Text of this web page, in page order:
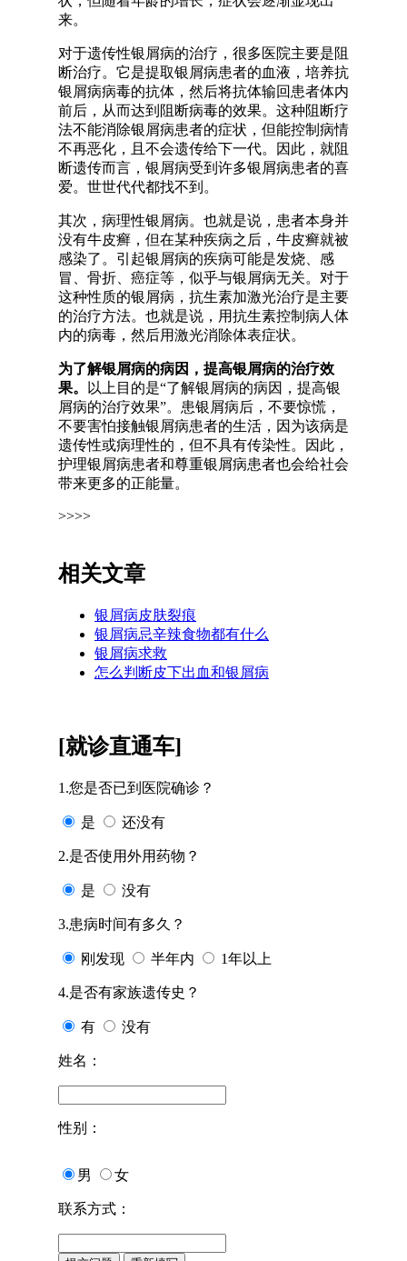
来。
对于遗传性银屑病的治疗，很多医院主要是阻
断治疗。它是提取银屑病患者的血液，培养抗
银屑病病毒的抗体，然后将抗体输回患者体内
前后，从而达到阻断病毒的效果。这种阻断疗
法不能消除银屑病患者的症状，但能控制病情
不再恶化，且不会遗传给下一代。因此，就阻
断遗传而言，银屑病受到许多银屑病患者的喜
爱。世世代代都找不到。
其次，病理性银屑病。也就是说，患者本身并
没有牛皮癣，但在某种疾病之后，牛皮癣就被
感染了。引起银屑病的疾病可能是发烧、感
冒、骨折、癌症等，似乎与银屑病无关。对于
这种性质的银屑病，抗生素加激光治疗是主要
的治疗方法。也就是说，用抗生素控制病人体
内的病毒，然后用激光消除体表症状。
为了解银屑病的病因，提高银屑病的治疗效
果。
以上目的是“了解银屑病的病因，提高银
屑病的治疗效果”。患银屑病后，不要惊慌，
不要害怕接触银屑病患者的生活，因为该病是
遗传性或病理性的，但不具有传染性。因此，
护理银屑病患者和尊重银屑病患者也会给社会
带来更多的正能量。
>>>>
相关文章
银屑病皮肤裂痕
银屑病忌辛辣食物都有什么
银屑病求救
怎么判断皮下出血和银屑病
[就诊直通车]
1.您是否已到医院确诊？
是 还没有
2.是否使用外用药物？
是 没有
3.患病时间有多久？
刚发现 半年内 1年以上
4.是否有家族遗传史？
有 没有
姓名：
性别：
男 女
联系方式：